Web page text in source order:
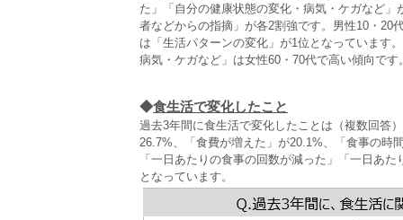
た」「自分の健康状態の変化・病気・ケガなど
者などからの指摘」が各2割強です。男性10・20
は「生活パターンの変化」が1位となっています
病気・ケガなど」は女性60・70代で高い傾向です
◆食生活で変化したこと
過去3年間に食生活で変化したことは（複数回答
26.7%、「食費が増えた」が20.1%、「食事の時
「一日あたりの食事の回数が減った」「一日あ
となっています。